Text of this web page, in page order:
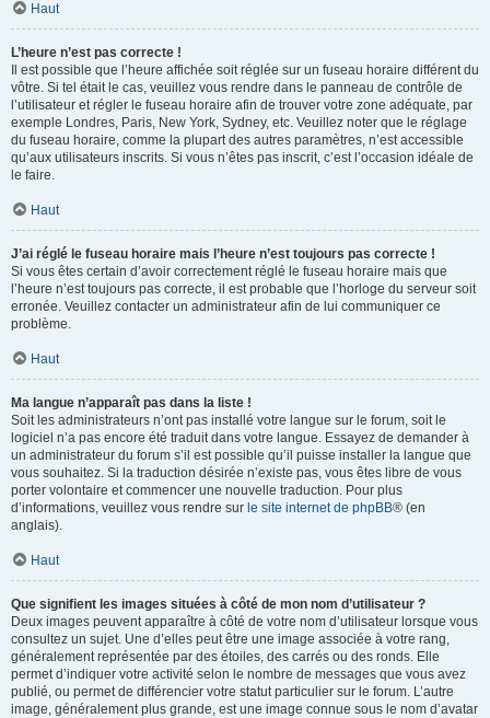
Haut
L’heure n’est pas correcte !
Il est possible que l’heure affichée soit réglée sur un fuseau horaire différent du
vôtre. Si tel était le cas, veuillez vous rendre dans le panneau de contrôle de
l’utilisateur et régler le fuseau horaire afin de trouver votre zone adéquate, par
exemple Londres, Paris, New York, Sydney, etc. Veuillez noter que le réglage
du fuseau horaire, comme la plupart des autres paramètres, n’est accessible
qu’aux utilisateurs inscrits. Si vous n’êtes pas inscrit, c’est l’occasion idéale de
le faire.
Haut
J’ai réglé le fuseau horaire mais l’heure n’est toujours pas correcte !
Si vous êtes certain d’avoir correctement réglé le fuseau horaire mais que
l’heure n’est toujours pas correcte, il est probable que l’horloge du serveur soit
erronée. Veuillez contacter un administrateur afin de lui communiquer ce
problème.
Haut
Ma langue n’apparaît pas dans la liste !
Soit les administrateurs n’ont pas installé votre langue sur le forum, soit le
logiciel n’a pas encore été traduit dans votre langue. Essayez de demander à
un administrateur du forum s’il est possible qu’il puisse installer la langue que
vous souhaitez. Si la traduction désirée n’existe pas, vous êtes libre de vous
porter volontaire et commencer une nouvelle traduction. Pour plus
d’informations, veuillez vous rendre sur le site internet de phpBB® (en
anglais).
Haut
Que signifient les images situées à côté de mon nom d’utilisateur ?
Deux images peuvent apparaître à côté de votre nom d’utilisateur lorsque vous
consultez un sujet. Une d’elles peut être une image associée à votre rang,
généralement représentée par des étoiles, des carrés ou des ronds. Elle
permet d’indiquer votre activité selon le nombre de messages que vous avez
publié, ou permet de différencier votre statut particulier sur le forum. L’autre
image, généralement plus grande, est une image connue sous le nom d’avatar